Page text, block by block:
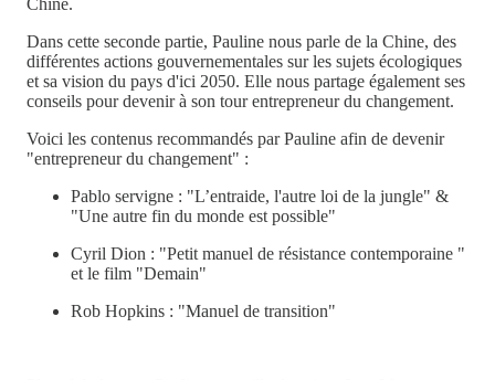
Dans cette seconde partie, Pauline nous parle de la Chine, des
différentes actions gouvernementales sur les sujets écologiques
et sa vision du pays d'ici 2050. Elle nous partage également ses
conseils pour devenir à son tour entrepreneur du changement.
Voici les contenus recommandés par Pauline afin de devenir
"entrepreneur du changement" :
Pablo servigne : "L’entraide, l'autre loi de la jungle" &
"Une autre fin du monde est possible"
Cyril Dion : "Petit manuel de résistance contemporaine "
et le film "Demain"
Rob Hopkins : "Manuel de transition"